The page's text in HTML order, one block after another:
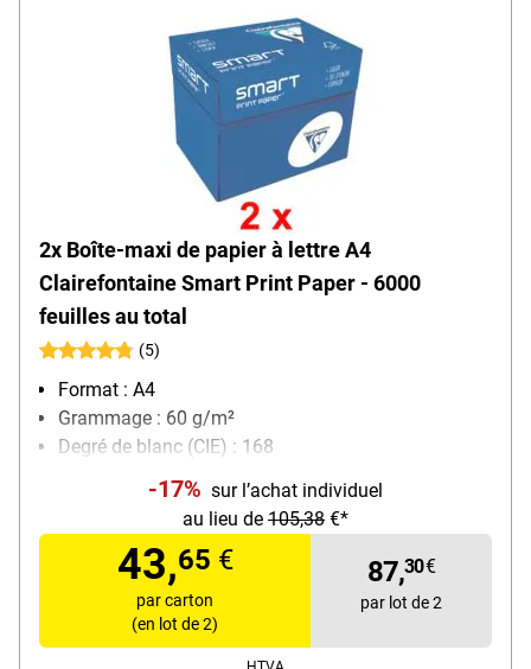
2x Boîte-maxi de papier à lettre A4
Clairefontaine Smart Print Paper - 6000
feuilles au total
(5)
Format : A4
Grammage : 60 g/m²
Degré de blanc (CIE) : 168
Contenu par paquet : 3000 feuille(s)
-17% sur l’achat individuel
au lieu de 105,38 €*
43,65 €
par carton
(en lot de 2)
87,30€
par lot de 2